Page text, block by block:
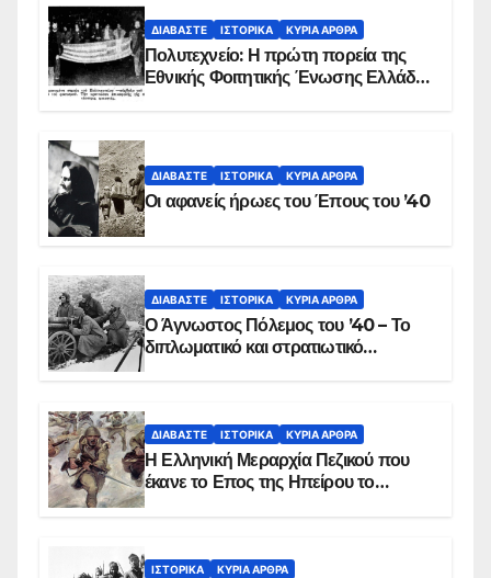
ΔΙΑΒΆΣΤΕ ΙΣΤΟΡΙΚΆ ΚΥΡΙΑ ΑΡΘΡΑ
Πολυτεχνείο: Η πρώτη πορεία της
Εθνικής Φοιτητικής Ένωσης Ελλάδος
ΔΙΑΒΆΣΤΕ ΙΣΤΟΡΙΚΆ ΚΥΡΙΑ ΑΡΘΡΑ
Οι αφανείς ήρωες του Έπους του ’40
ΔΙΑΒΆΣΤΕ ΙΣΤΟΡΙΚΆ ΚΥΡΙΑ ΑΡΘΡΑ
Ο Άγνωστος Πόλεμος του ’40 – Το
διπλωματικό και στρατιωτικό
ΔΙΑΒΆΣΤΕ ΙΣΤΟΡΙΚΆ ΚΥΡΙΑ ΑΡΘΡΑ
Η Ελληνική Μεραρχία Πεζικού που
έκανε το Επος της Ηπείρου το
ΙΣΤΟΡΙΚΆ ΚΥΡΙΑ ΑΡΘΡΑ